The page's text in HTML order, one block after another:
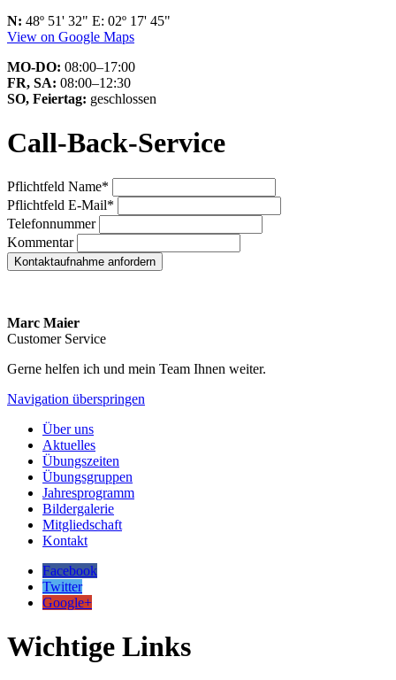
N: 48º 51' 32" E: 02º 17' 45"
View on Google Maps
MO-DO: 08:00–17:00
FR, SA: 08:00–12:30
SO, Feiertag: geschlossen
Call-Back-Service
Pflichtfeld Name*
Pflichtfeld E-Mail*
Telefonnummer
Kommentar
Kontaktaufnahme anfordern
Marc Maier
Customer Service
Gerne helfen ich und mein Team Ihnen weiter.
Navigation überspringen
Über uns
Aktuelles
Übungszeiten
Übungsgruppen
Jahresprogramm
Bildergalerie
Mitgliedschaft
Kontakt
Facebook
Twitter
Google+
Wichtige Links